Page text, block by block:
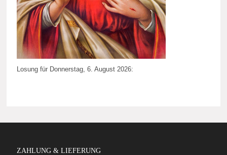
Losung für Donnerstag, 6. August 2026:
ZAHLUNG & LIEFERUNG